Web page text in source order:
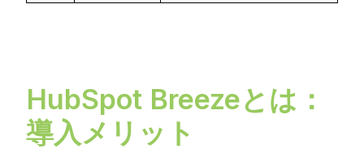
HubSpot Breezeとは：
導入メリット